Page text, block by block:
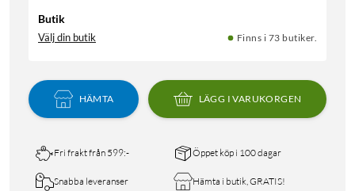
Butik
Välj din butik Finns i 73 butiker.
HÄMTA LÄGG I VARUKORGEN
Fri frakt från 599:- Öppet köp i 100 dagar
Snabba leveranser Hämta i butik, GRATIS!